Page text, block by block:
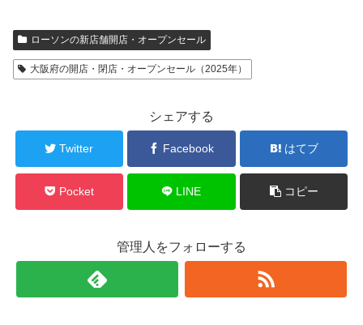
ローソンの新店舗開店・オープンセール
大阪府の開店・閉店・オープンセール（2025年）
シェアする
Twitter Facebook はてブ
Pocket LINE コピー
管理人をフォローする